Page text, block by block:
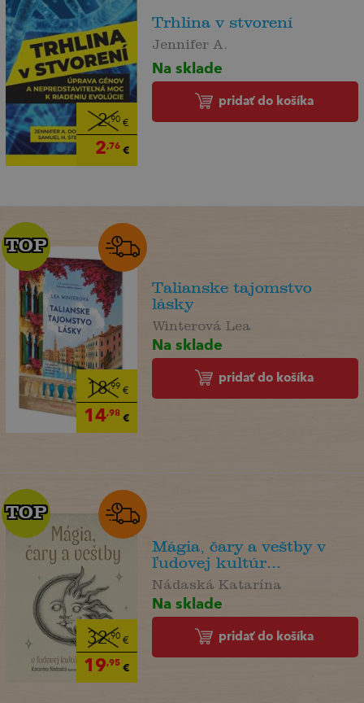
2,90€
2,76€
Trhlina v stvorení
Jennifer A.
Na sklade
pridať do košíka
18,99 €
14,98€
TOP
TOP
Talianske tajomstvo
lásky
Winterová Lea
Na sklade
pridať do košíka
32,90€
19,95€
TOP
TOP
Mágia, čary a veštby v
ľudovej kultúr...
Nádaská Katarína
Na sklade
pridať do košíka